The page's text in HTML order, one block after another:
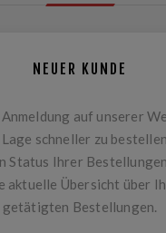
NEUER KUNDE
auf unserer
schneller zu
Status Ihrer
aktuelle Übersicht über
getätigten Bestellungen.